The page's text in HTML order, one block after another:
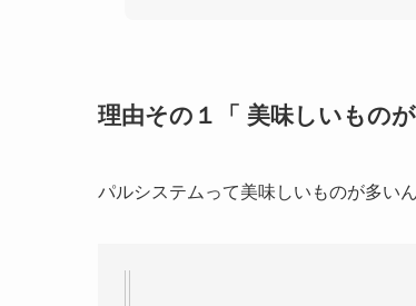
理由その１「 美味しいものが
パルシステムって美味しいものが多い